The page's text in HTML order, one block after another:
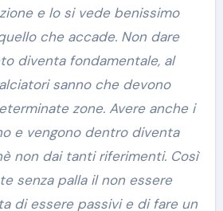
e lo si vede benissimo
che accade. Non dare
diventa fondamentale, al
sanno che devono
zone. Avere anche i
e vengono dentro diventa
non dai tanti riferimenti. Così
senza palla il non essere
di essere passivi e di fare un